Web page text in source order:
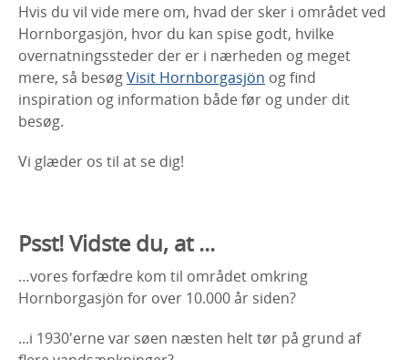
Hvis du vil vide mere om, hvad der sker i området ved
Hornborgasjön, hvor du kan spise godt, hvilke
overnatningssteder der er i nærheden og meget
mere, så besøgVisit Hornborgasjön og find
inspiration og information både før og under dit
besøg.
Vi glæder os til at se dig!
Psst! Vidste du, at ...
…vores forfædre kom til området omkring
Hornborgasjön for over 10.000 år siden?
...i 1930'erne var søen næsten helt tør på grund af